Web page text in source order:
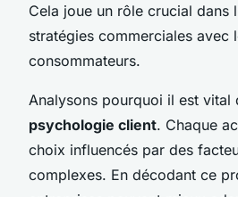
Cela joue un rôle crucial dans
stratégies commerciales avec
consommateurs.
Analysons pourquoi il est vital
psychologie client. Chaque
choix influencés par des
complexes. En décodant ce